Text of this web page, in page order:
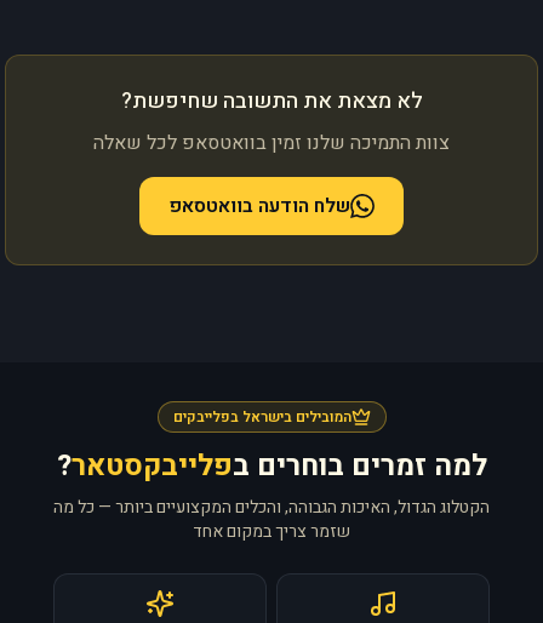
לא מצאת את התשובה שחיפשת?
צוות התמיכה שלנו זמין בוואטסאפ לכל שאלה
שלח הודעה בוואטסאפ
המובילים בישראל בפלייבקים
למה זמרים בוחרים בפלייבקסטאר?
הקטלוג הגדול, האיכות הגבוהה, והכלים המקצועיים ביותר — כל מה
שזמר צריך במקום אחד